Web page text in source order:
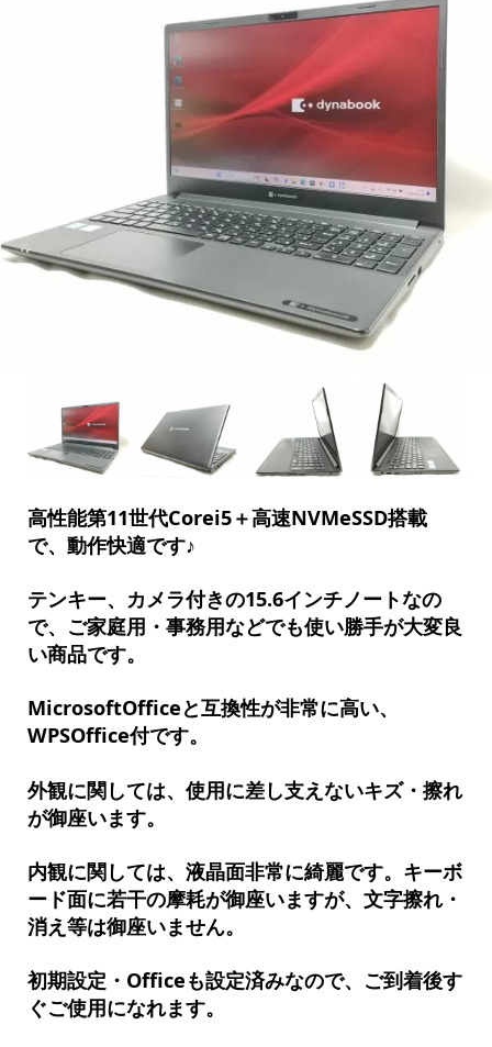
高性能第11世代Corei5＋高速NVMeSSD搭載
で、動作快適です♪
テンキー、カメラ付きの15.6インチノートなの
で、ご家庭用・事務用などでも使い勝手が大変良
い商品です。
MicrosoftOfficeと互換性が非常に高い、
WPSOffice付です。
外観に関しては、使用に差し支えないキズ・擦れ
が御座います。
内観に関しては、液晶面非常に綺麗です。キーボ
ード面に若干の摩耗が御座いますが、文字擦れ・
消え等は御座いません。
初期設定・Officeも設定済みなので、ご到着後す
ぐご使用になれます。